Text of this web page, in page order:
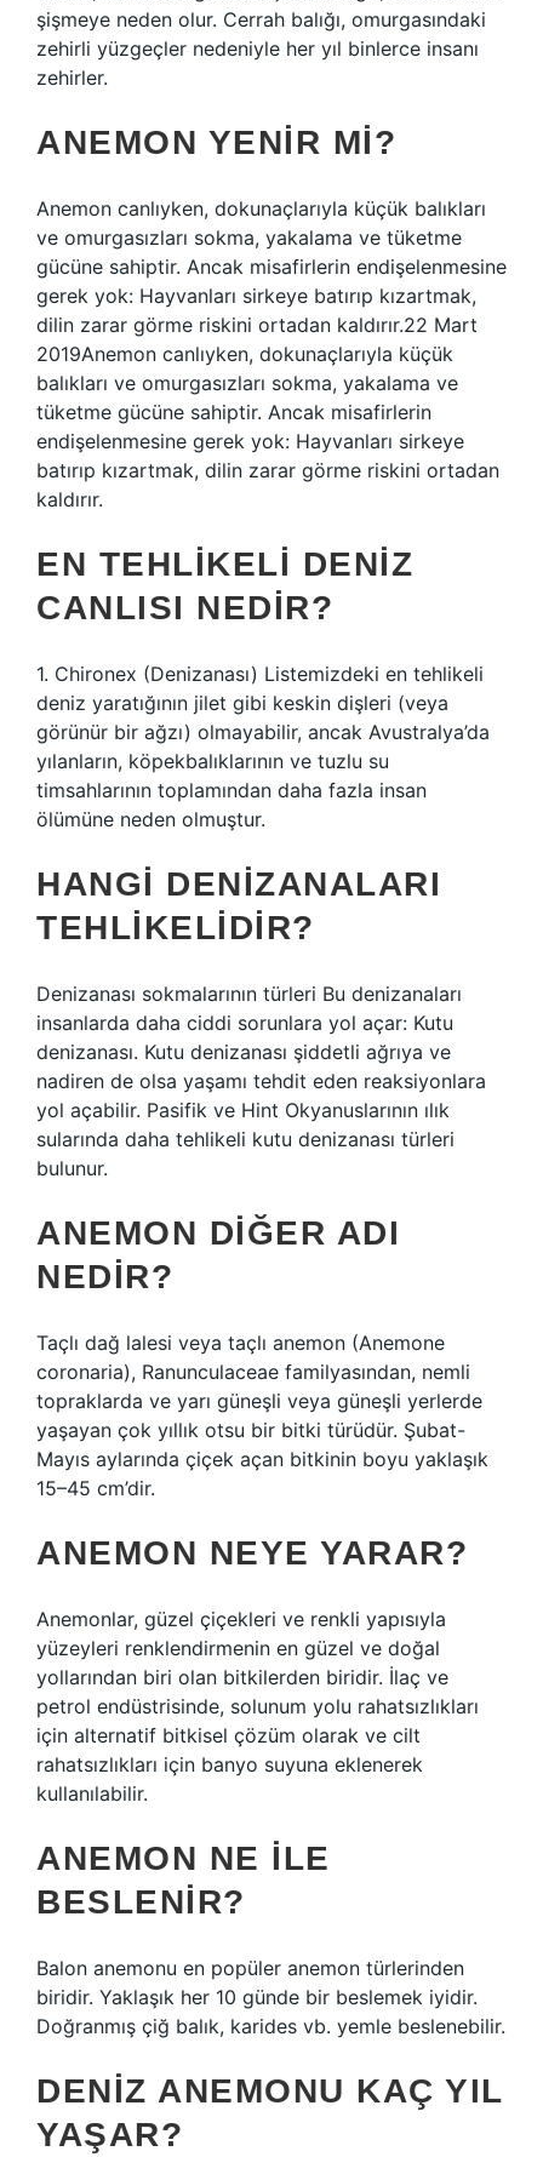
şişmeye neden olur. Cerrah balığı, omurgasındaki
zehirli yüzgeçler nedeniyle her yıl binlerce insanı
zehirler.
ANEMON YENIR MI?
Anemon canlıyken, dokunaçlarıyla küçük balıkları
ve omurgasızları sokma, yakalama ve tüketme
gücüne sahiptir. Ancak misafirlerin endişelenmesine
gerek yok: Hayvanları sirkeye batırıp kızartmak,
dilin zarar görme riskini ortadan kaldırır.22 Mart
2019Anemon canlıyken, dokunaçlarıyla küçük
balıkları ve omurgasızları sokma, yakalama ve
tüketme gücüne sahiptir. Ancak misafirlerin
endişelenmesine gerek yok: Hayvanları sirkeye
batırıp kızartmak, dilin zarar görme riskini ortadan
kaldırır.
EN TEHLIKELI DENIZ
CANLISI NEDIR?
1. Chironex (Denizanası) Listemizdeki en tehlikeli
deniz yaratığının jilet gibi keskin dişleri (veya
görünür bir ağzı) olmayabilir, ancak Avustralya’da
yılanların, köpekbalıklarının ve tuzlu su
timsahlarının toplamından daha fazla insan
ölümüne neden olmuştur.
HANGI DENIZANALARI
TEHLIKELIDIR?
Denizanası sokmalarının türleri Bu denizanaları
insanlarda daha ciddi sorunlara yol açar: Kutu
denizanası. Kutu denizanası şiddetli ağrıya ve
nadiren de olsa yaşamı tehdit eden reaksiyonlara
yol açabilir. Pasifik ve Hint Okyanuslarının ılık
sularında daha tehlikeli kutu denizanası türleri
bulunur.
ANEMON DIĞER ADI
NEDIR?
Taçlı dağ lalesi veya taçlı anemon (Anemone
coronaria), Ranunculaceae familyasından, nemli
topraklarda ve yarı güneşli veya güneşli yerlerde
yaşayan çok yıllık otsu bir bitki türüdür. Şubat-
Mayıs aylarında çiçek açan bitkinin boyu yaklaşık
15–45 cm’dir.
ANEMON NEYE YARAR?
Anemonlar, güzel çiçekleri ve renkli yapısıyla
yüzeyleri renklendirmenin en güzel ve doğal
yollarından biri olan bitkilerden biridir. İlaç ve
petrol endüstrisinde, solunum yolu rahatsızlıkları
için alternatif bitkisel çözüm olarak ve cilt
rahatsızlıkları için banyo suyuna eklenerek
kullanılabilir.
ANEMON NE ILE
BESLENIR?
Balon anemonu en popüler anemon türlerinden
biridir. Yaklaşık her 10 günde bir beslemek iyidir.
Doğranmış çiğ balık, karides vb. yemle beslenebilir.
DENIZ ANEMONU KAÇ YIL
YAŞAR?